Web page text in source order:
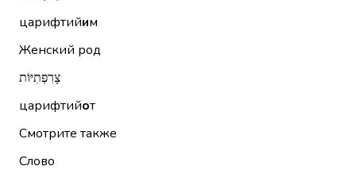
царифтийим
Женский род
צָרִפְתִיּוֹת
царифтийот
Смотрите также
Слово